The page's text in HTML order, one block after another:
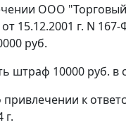
ООО
15.12.2001 г. N
руб.
штраф 10000 руб. в
к
г.